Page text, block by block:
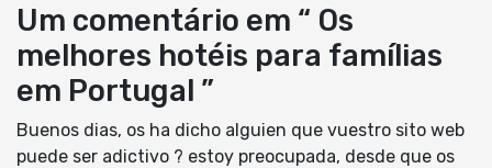
Um comentário em “ Os
melhores hotéis para famílias
em Portugal ”
Buenos dias, os ha dicho alguien que vuestro sito web
puede ser adictivo ? estoy preocupada, desde que os